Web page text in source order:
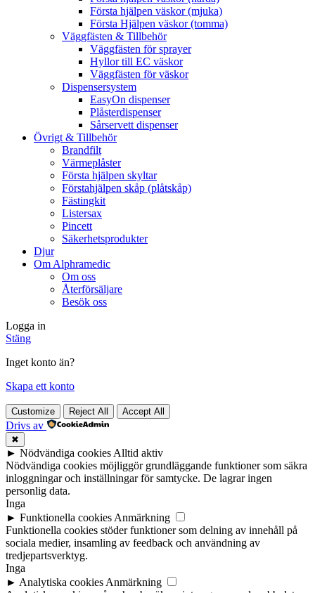
Första hjälpen väskor (mjuka)
Första Hjälpen väskor (tomma)
Väggfästen & Tillbehör
Väggfästen för sprayer
Hyllor till EC väskor
Väggfästen för väskor
Dispensersystem
EasyOn dispenser
Plåsterdispenser
Sårservett dispenser
Övrigt & Tillbehör
Brandfilt
Värmeplåster
Första hjälpen skyltar
Förstahjälpen skåp (plåtskåp)
Fästingkit
Listersax
Pincett
Säkerhetsprodukter
Djur
Om Alphramedic
Om oss
Återförsäljare
Besök oss
Logga in
Stäng
Inget konto än?
Skapa ett konto
Customize Reject All Accept All
Drivs av
✖
► Nödvändiga cookiesAlltid aktiv
Nödvändiga cookies möjliggör grundläggande funktioner som säkra
inloggningar och inställningar för samtycke. De lagrar ingen
personlig data.
Inga
► Funktionella cookiesAnmärkning
Funktionella cookies stöder funktioner som delning av innehåll på
sociala medier, insamling av feedback och användning av
tredjepartsverktyg.
Inga
► Analytiska cookiesAnmärkning